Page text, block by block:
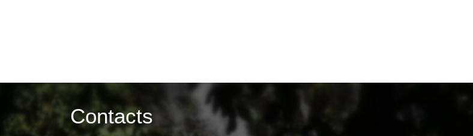
Contacts